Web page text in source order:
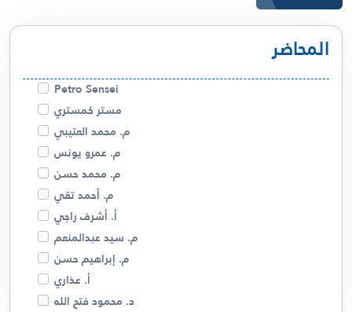
المحاضر
Petro Sensei
مستر كمستري
م. محمد العتيبي
م. عمرو يونس
م. محمد حسن
م. أحمد تقي
أ. أشرف راجي
م. سيد عبدالمنعم
م. إبراهيم حسن
أ. عذاري
د. محمود فتح الله